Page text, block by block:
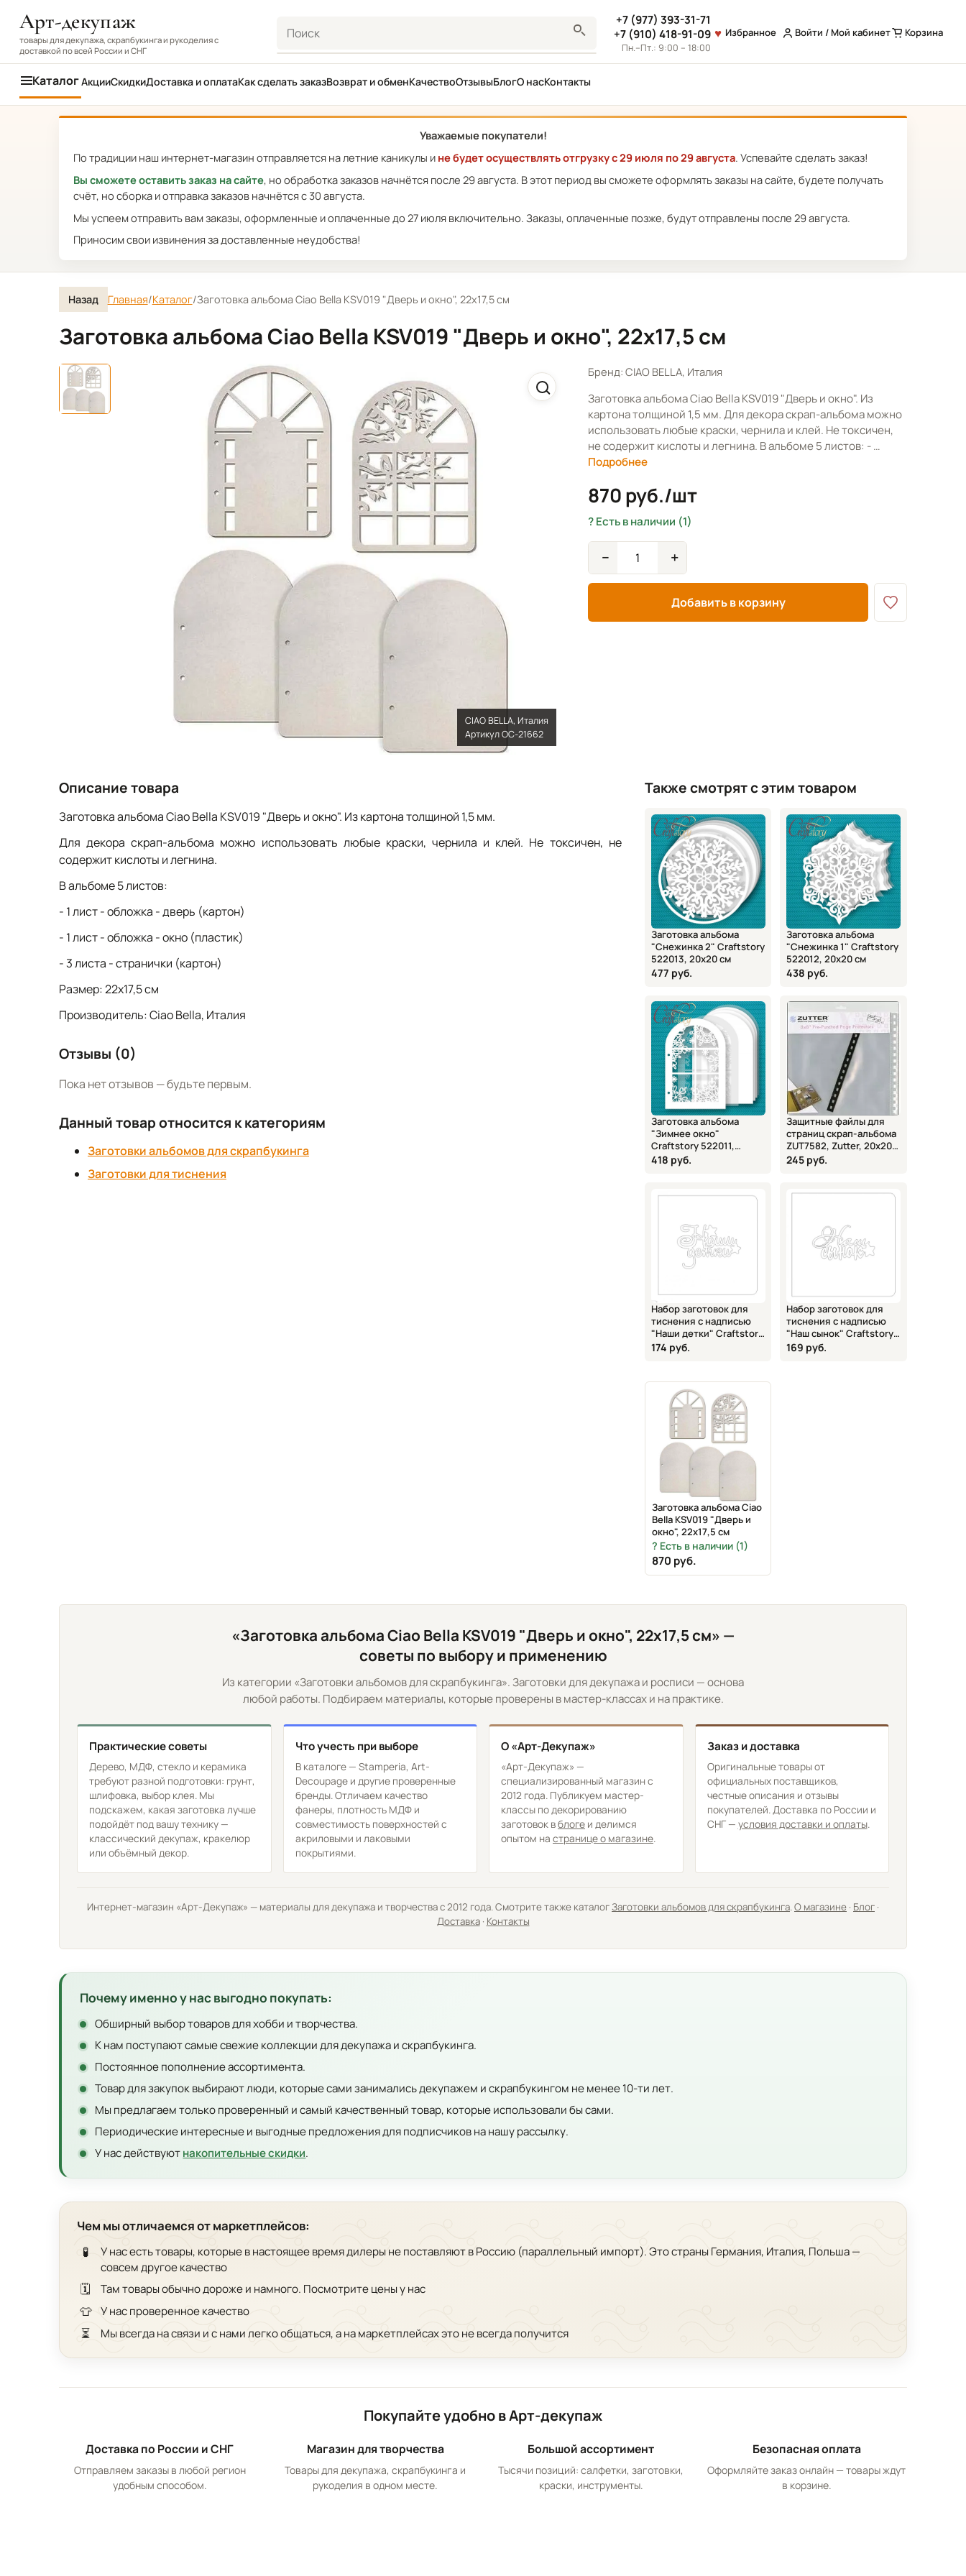
Арт-декупаж
товары для декупажа, скрапбукинга и рукоделия с
доставкой по всей России и СНГ
+7 (977) 393-31-71
+7 (910) 418-91-09
Пн.–Пт.: 9:00 – 18:00
Избранное Войти / Мой кабинет Корзина
КаталогАкцииСкидкиДоставка и оплатаКак сделать заказВозврат и обменКачествоОтзывыБлогО насКонтакты
Уважаемые покупатели!
По традиции наш интернет-магазин отправляется на летние каникулы и не будет осуществлять отгрузку с 29 июля по 29 августа. Успевайте сделать заказ!
Вы сможете оставить заказ на сайте, но обработка заказов начнётся после 29 августа. В этот период вы сможете оформлять заказы на сайте, будете получать
счёт, но сборка и отправка заказов начнётся с 30 августа.
Мы успеем отправить вам заказы, оформленные и оплаченные до 27 июля включительно. Заказы, оплаченные позже, будут отправлены после 29 августа.
Приносим свои извинения за доставленные неудобства!
Назад Главная/Каталог/Заготовка альбома Ciao Bella KSV019 "Дверь и окно", 22х17,5 см
Заготовка альбома Ciao Bella KSV019 "Дверь и окно", 22х17,5 см
CIAO BELLA, Италия
Артикул OC-21662
Бренд: CIAO BELLA, Италия
Заготовка альбома Ciao Bella KSV019 "Дверь и окно". Из
картона толщиной 1,5 мм. Для декора скрап-альбома можно
использовать любые краски, чернила и клей. Не токсичен,
не содержит кислоты и легнина. В альбоме 5 листов: - …
Подробнее
870 руб./шт
Есть в наличии (1)
− +
Добавить в корзину
Описание товара
Заготовка альбома Ciao Bella KSV019 "Дверь и окно". Из картона толщиной 1,5 мм.
Для декора скрап-альбома можно использовать любые краски, чернила и клей. Не токсичен, не
содержит кислоты и легнина.
В альбоме 5 листов:
- 1 лист - обложка - дверь (картон)
- 1 лист - обложка - окно (пластик)
- 3 листа - странички (картон)
Размер: 22х17,5 см
Производитель: Ciao Bella, Италия
Отзывы (0)
Пока нет отзывов — будьте первым.
Данный товар относится к категориям
Заготовки альбомов для скрапбукинга
Заготовки для тиснения
Также смотрят с этим товаром
Заготовка альбома
"Снежинка 2" Craftstory
522013, 20х20 см
477 руб.
Заготовка альбома
"Снежинка 1" Craftstory
522012, 20х20 см
438 руб.
Заготовка альбома
"Зимнее окно"
Craftstory 522011,
13,4х20 см
418 руб.
Защитные файлы для
страниц скрап-альбома
ZUT7582, Zutter, 20х20
см, 6 шт.
245 руб.
Набор заготовок для
тиснения с надписью
"Наши детки" Craftstory,
522091, 25х25 см
174 руб.
Набор заготовок для
тиснения с надписью
"Наш сынок" Craftstory,
522092, 25х25 см
169 руб.
Заготовка альбома Ciao
Bella KSV019 "Дверь и
окно", 22х17,5 см
Есть в наличии (1)
870 руб.
«Заготовка альбома Ciao Bella KSV019 "Дверь и окно", 22х17,5 см» —
советы по выбору и применению
Из категории «Заготовки альбомов для скрапбукинга». Заготовки для декупажа и росписи — основа
любой работы. Подбираем материалы, которые проверены в мастер-классах и на практике.
Практические советы
Дерево, МДФ, стекло и керамика
требуют разной подготовки: грунт,
шлифовка, выбор клея. Мы
подскажем, какая заготовка лучше
подойдёт под вашу технику —
классический декупаж, кракелюр
или объёмный декор.
Что учесть при выборе
В каталоге — Stamperia, Art-
Decoupage и другие проверенные
бренды. Отличаем качество
фанеры, плотность МДФ и
совместимость поверхностей с
акриловыми и лаковыми
покрытиями.
О «Арт-Декупаж»
«Арт-Декупаж» —
специализированный магазин с
2012 года. Публикуем мастер-
классы по декорированию
заготовок вблоге и делимся
опытом на странице о магазине
Заказ и доставка
Оригинальные товары от
официальных поставщиков,
честные описания и отзывы
покупателей. Доставка по России и
СНГ — условия доставки и оплаты.
Интернет-магазин «Арт-Декупаж» — материалы для декупажа и творчества с 2012 года. Смотрите также каталогЗаготовки альбомов для скрапбукинга.О магазине · Блог ·
Доставка· Контакты
Почему именно у нас выгодно покупать:
Обширный выбор товаров для хобби и творчества.
К нам поступают самые свежие коллекции для декупажа и скрапбукинга.
Постоянное пополнение ассортимента.
Товар для закупок выбирают люди, которые сами занимались декупажем и скрапбукингом не менее 10-ти лет.
Мы предлагаем только проверенный и самый качественный товар, которые использовали бы сами.
Периодические интересные и выгодные предложения для подписчиков на нашу рассылку.
У нас действуютнакопительные скидки.
Чем мы отличаемся от маркетплейсов:
🧪
У нас есть товары, которые в настоящее время дилеры не поставляют в Россию (параллельный импорт). Это страны Германия, Италия, Польша —
совсем другое качество
🗓️ Там товары обычно дороже и намного. Посмотрите цены у нас
👕 У нас проверенное качество
⏳ Мы всегда на связи и с нами легко общаться, а на маркетплейсах это не всегда получится
Покупайте удобно в Арт-декупаж
Доставка по России и СНГ
Отправляем заказы в любой регион
удобным способом.
Магазин для творчества
Товары для декупажа, скрапбукинга и
рукоделия в одном месте.
Большой ассортимент
Тысячи позиций: салфетки, заготовки,
краски, инструменты.
Безопасная оплата
Оформляйте заказ онлайн — товары ждут
в корзине.